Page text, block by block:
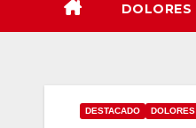
DOLORES
DESTACADO DOLORES